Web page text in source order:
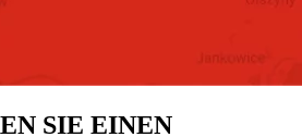
SIE EINEN